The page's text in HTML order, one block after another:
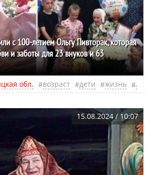
с 100-летием Ольгу Пивторак, которая
и заботы для 23 внуков и 63
обл. возраст дети жизнь
15.08.2024 / 10:07